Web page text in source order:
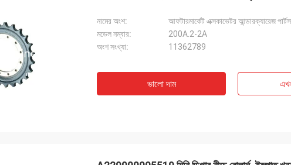
নামের অংশ:
আফটারমার্কেট এক্সকাভেটর আন্ডারক্যারেজ
মডেল নম্বার:
200A.2-2A
অংশ সংখ্যা:
11362789
ভালো দাম